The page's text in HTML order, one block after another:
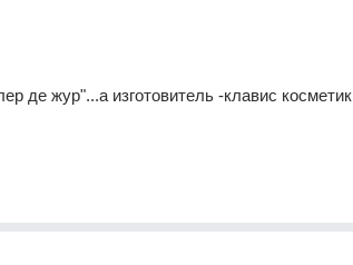
де жур"...а изготовитель -клавис